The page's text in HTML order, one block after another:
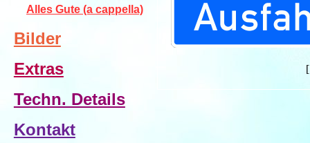
Alles Gute (a cappella)
Bilder
Extras
Techn. Details
Kontakt